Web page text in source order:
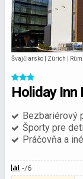
Švajčiarsko | Zürich |
Holiday Inn
Bezbariérový
Športy pre deti
Práčovňa a
-/6